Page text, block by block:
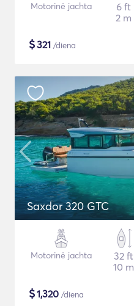
Motorinė jachta
6 ft
2 m
$321 /diena
Saxdor 320 GTC
Motorinė jachta
32 ft
10 m
$1,320 /diena